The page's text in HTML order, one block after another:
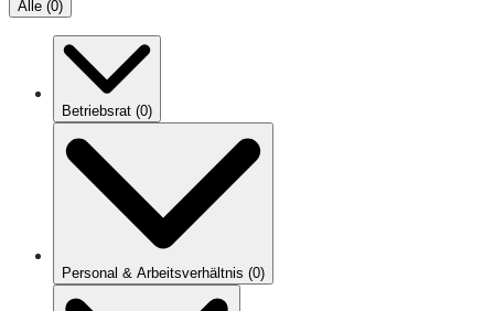
Alle (0)
Betriebsrat (0)
Personal & Arbeitsverhältnis (0)